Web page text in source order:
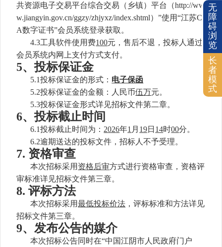
共资源电子交易平台综合交易（乡镇）平台（http://ww
w.jiangyin.gov.cn/ggzy/zhjyxz/index.shtml）”使用“江苏C
A数字证书”会员系统登录获取。
4.3工具软件使用费100元，售后不退，投标人通过
会员系统内网上支付方式支付。
5、投标保证金
5.1投标保证金的形式： 电子保函
5.2投标保证金的金额：人民币伍万元。
5.3投标保证金形式详见招标文件第二章。
6、投标截止时间
6.1投标截止时间为 ： 2026年1 月 19日 14时00分。
6.2逾期送达的投标文件，招标人不予受理。
7. 资格审查
本次招标采用 资格后审方式进行资格审查，资格评
审标准详见招标文件第三章。
8. 评标方法
本次招标采用最低投标价法 ，评标标准和方法详见
招标文件第三章。
9、发布公告的媒介
本次招标公告同时在“中国江阴市人民政府门户
无
障
碍
浏
览
长
者
模
式